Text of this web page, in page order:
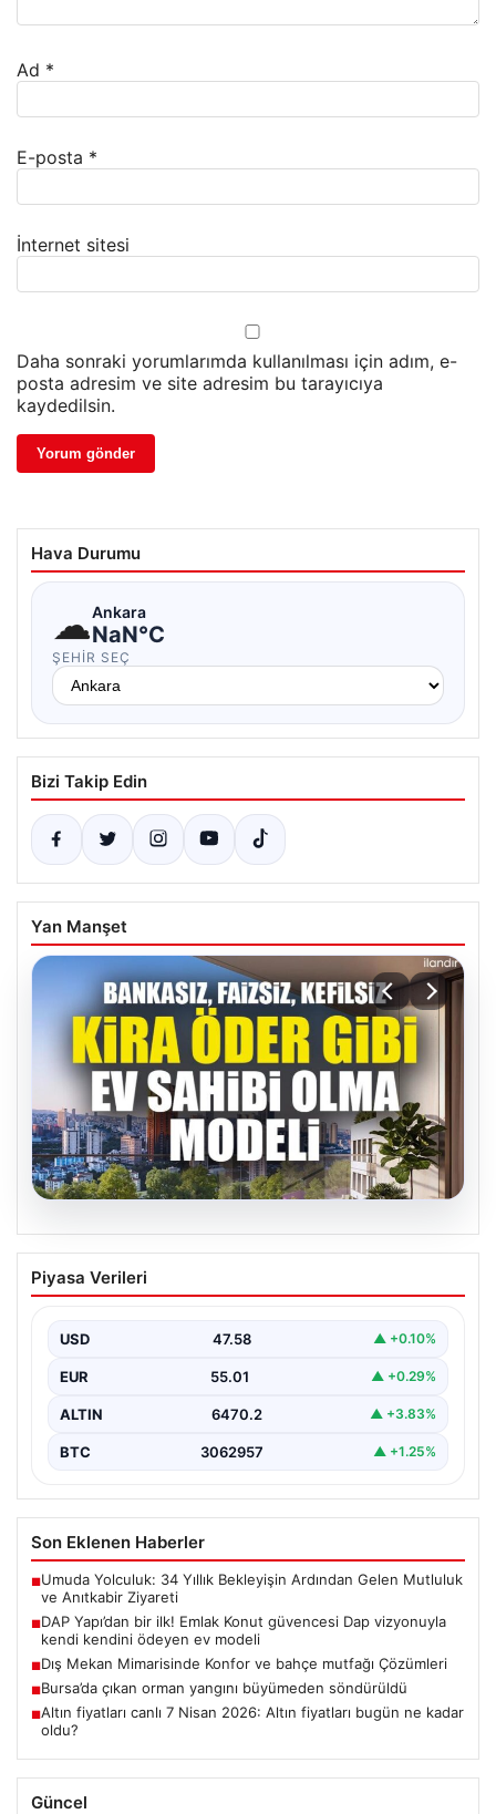
Ad *
E-posta *
İnternet sitesi
Daha sonraki yorumlarımda kullanılması için adım, e-
posta adresim ve site adresim bu tarayıcıya
kaydedilsin.
Hava Durumu
☁Ankara
NaN°C
ŞEHIR SEÇ
Bizi Takip Edin
Yan Manşet
DAP Yapı’dan bir ilk! Emlak Konut
güvencesi Dap vizyonuyla kendi
Piyasa Verileri
USD 47.58 ▲ +0.10%
EUR 55.01 ▲ +0.29%
ALTIN 6470.2 ▲ +3.83%
BTC 3062957 ▲ +1.25%
Son Eklenen Haberler
■Umuda Yolculuk: 34 Yıllık Bekleyişin Ardından Gelen Mutluluk
ve Anıtkabir Ziyareti
■DAP Yapı’dan bir ilk! Emlak Konut güvencesi Dap vizyonuyla
kendi kendini ödeyen ev modeli
■Dış Mekan Mimarisinde Konfor ve bahçe mutfağı Çözümleri
■Bursa’da çıkan orman yangını büyümeden söndürüldü
■Altın fiyatları canlı 7 Nisan 2026: Altın fiyatları bugün ne kadar
oldu?
Güncel